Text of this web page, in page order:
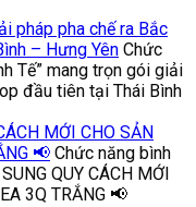
pháp pha chế ra Bắc
– Hưng Yên Chức
Tế” mang trọn gói giải
đầu tiên tại Thái Bình
MỚI CHO SẢN
📢 Chức năng bình
QUY CÁCH MỚI
3Q TRẮNG 📢